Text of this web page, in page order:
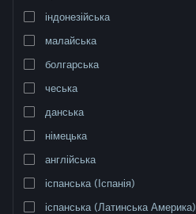
індонезійська
малайська
болгарська
чеська
данська
німецька
англійська
іспанська (Іспанія)
іспанська (Латинська Америка)